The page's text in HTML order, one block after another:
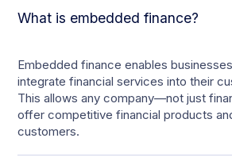
What is embedded finance?
Embedded finance enables
integrate financial services into their
This allows any company—not just
offer competitive financial products
customers.